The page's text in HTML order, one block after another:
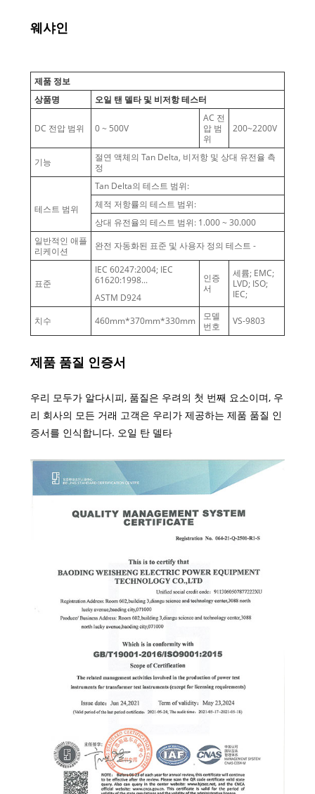
웨샤인
제품 정보
상품명
오일 탠 델타 및 비저항 테스터
DC 전압 범위 0 ~ 500V
AC 전
압 범
위
200~2200V
기능
절연 액체의 Tan Delta, 비저항 및 상대 유전율 측
정
테스트 범위
Tan Delta의 테스트 범위:
체적 저항률의 테스트 범위:
상대 유전율의 테스트 범위: 1.000 ~ 30.000
일반적인 애플
리케이션
완전 자동화된 표준 및 사용자 정의 테스트 -
표준
IEC 60247:2004; IEC
61620:1998...
ASTM D924
인증
서
세륨; EMC;
LVD; ISO;
IEC;
치수 460mm*370mm*330mm
모델
번호
VS-9803
제품 품질 인증서
우리 모두가 알다시피, 품질은 우려의 첫 번째 요소이며, 우
리 회사의 모든 거래 고객은 우리가 제공하는 제품 품질 인
증서를 인식합니다. 오일 탄 델타